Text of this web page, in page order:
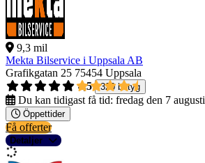
9,3 mil
Mekta Bilservice i Uppsala AB
Grafikgatan 25 75454 Uppsala
4,5
320 betyg
Du kan tidigast få tid: fredag den 7 augusti
Öppettider
Få offerter
Detaljer